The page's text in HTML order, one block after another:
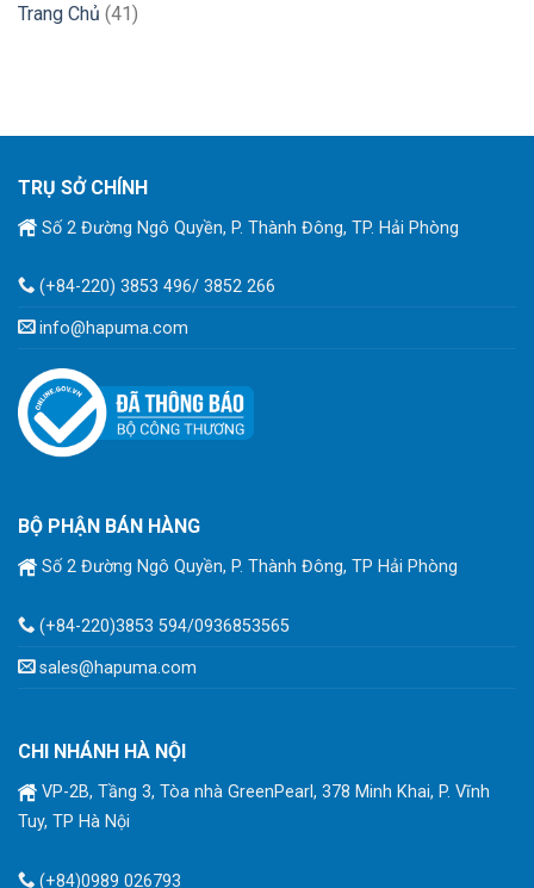
Trang Chủ (41)
TRỤ SỞ CHÍNH
Số 2 Đường Ngô Quyền, P. Thành Đông, TP. Hải Phòng
(+84-220) 3853 496/ 3852 266
info@hapuma.com
BỘ PHẬN BÁN HÀNG
Số 2 Đường Ngô Quyền, P. Thành Đông, TP Hải Phòng
(+84-220)3853 594/0936853565
sales@hapuma.com
CHI NHÁNH HÀ NỘI
VP-2B, Tầng 3, Tòa nhà GreenPearl, 378 Minh Khai, P. Vĩnh
Tuy, TP Hà Nội
(+84)0989 026793